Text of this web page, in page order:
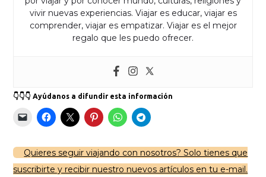
vivir nuevas experiencias. Viajar es educar, viajar es
comprender, viajar es empatizar. Viajar es el mejor
regalo que les puedo ofrecer.
👇👇👇 Ayúdanos a difundir esta información
Quieres seguir viajando con nosotros? Solo tienes que
suscribirte y recibir nuestro nuevos artículos en tu e-mail.